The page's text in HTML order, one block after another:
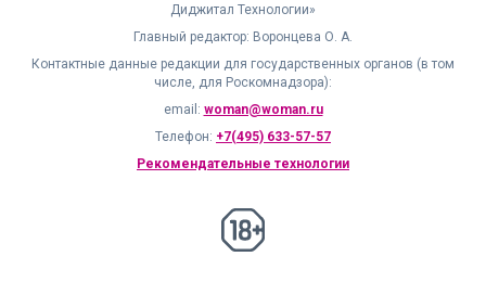
Диджитал Технологии»
Главный редактор: Воронцева О. А.
Контактные данные редакции для государственных органов (в том
числе, для Роскомнадзора):
email: woman@woman.ru
Телефон: +7(495) 633-57-57
Рекомендательные технологии
18+